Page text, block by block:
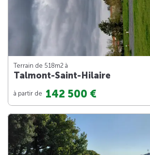
Terrain de 518m2 à
Talmont-Saint-Hilaire
à partir de 142 500 €